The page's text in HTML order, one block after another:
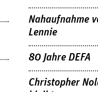
Nahaufnahme
Lennie
80 Jahre DEFA
Christopher